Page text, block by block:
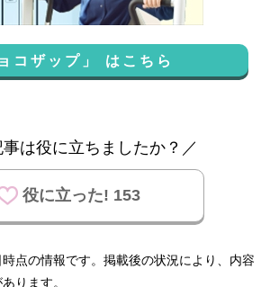
コザップ」 はこちら
は役に立ちましたか？／
役に立った! 153
点の情報です。掲載後の状況により、内容
ります。